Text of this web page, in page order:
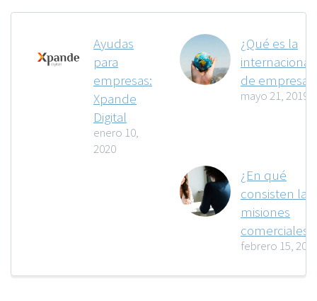
Ayudas
para
empresas:
Xpande
Digital
enero 10,
2020
¿Qué es la
de
mayo 21, 2019
¿En qué
consisten las
misiones
comerciales?
febrero 15,